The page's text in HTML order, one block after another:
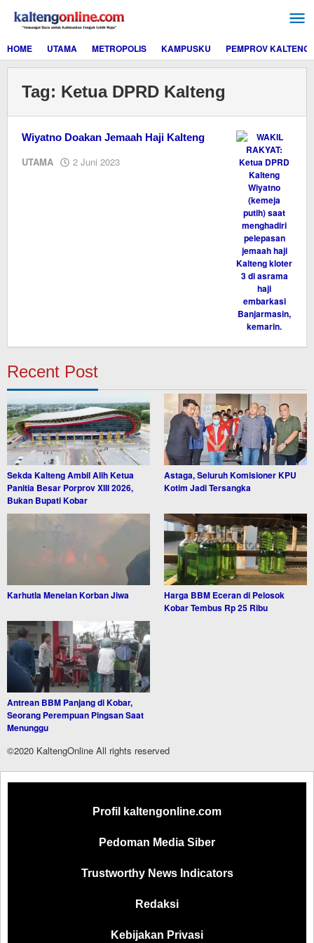
konten
HOME
UTAMA METROPOLIS KAMPUSKU PEMPROV KALTENG
Tag: Ketua DPRD Kalteng
Wiyatno Doakan Jemaah Haji Kalteng
UTAMA 2 Juni 2023
Recent Post
Sekda Kalteng Ambil Alih Ketua
Panitia Besar Porprov XIII 2026,
Bukan Bupati Kobar
Astaga, Seluruh Komisioner KPU
Kotim Jadi Tersangka
Karhutla Menelan Korban Jiwa
Harga BBM Eceran di Pelosok
Kobar Tembus Rp 25 Ribu
Antrean BBM Panjang di Kobar,
Seorang Perempuan Pingsan Saat
Menunggu
©2020 KaltengOnline All rights reserved
Profil kaltengonline.com
Pedoman Media Siber
Trustworthy News Indicators
Redaksi
Kebijakan Privasi